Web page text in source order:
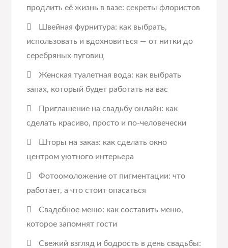
продлить её жизнь в вазе: секреты флористов
Швейная фурнитура: как выбрать,
использовать и вдохновиться — от нитки до
серебряных пуговиц
Женская туалетная вода: как выбрать
запах, который будет работать на вас
Приглашение на свадьбу онлайн: как
сделать красиво, просто и по-человечески
Шторы на заказ: как сделать окно
центром уютного интерьера
Фотоомоложение от пигментации: что
работает, а что стоит опасаться
Свадебное меню: как составить меню,
которое запомнят гости
Свежий взгляд и бодрость в день свадьбы: